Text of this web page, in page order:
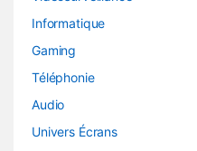
Informatique
Gaming
Téléphonie
Audio
Univers Écrans